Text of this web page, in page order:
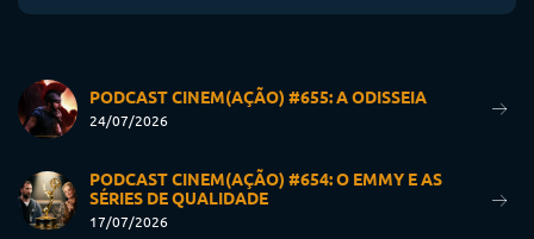
PODCAST CINEM(AÇÃO) #655: A ODISSEIA
24/07/2026
PODCAST CINEM(AÇÃO) #654: O EMMY E AS
SÉRIES DE QUALIDADE
17/07/2026